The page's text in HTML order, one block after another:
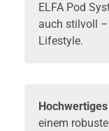
ELFA Pod
auch stilvoll
Lifestyle.
einem